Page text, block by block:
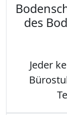
des
Jeder